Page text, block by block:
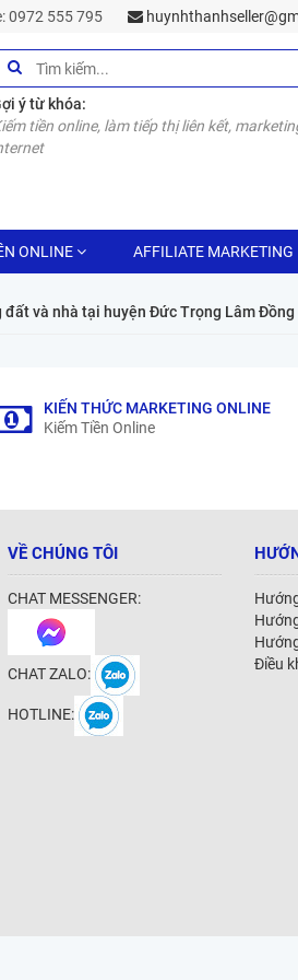
0972 555 795
ý từ khóa:
tiền online, làm tiếp thị liên kết,
ONLINE AFFILIATE MARKETING
đất và nhà tại huyện Đức Trọng Lâm Đồng
KIẾN THỨC MARKETING ONLINE
Kiếm Tiền Online
VỀ CHÚNG TÔI
CHAT MESSENGER:
CHAT ZALO:
HOTLINE:
Điều